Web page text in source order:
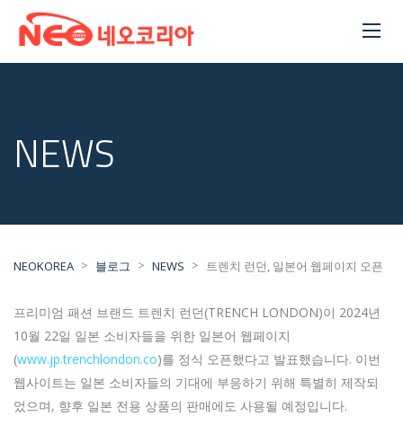
NEWS
NEOKOREA > 블로그 > NEWS > 트렌치 런던, 일본어 웹페이지 오픈
프리미엄 패션 브랜드 트렌치 런던(TRENCH LONDON)이 2024년
10월 22일 일본 소비자들을 위한 일본어 웹페이지
(www.jp.trenchlondon.co)를 정식 오픈했다고 발표했습니다. 이번
웹사이트는 일본 소비자들의 기대에 부응하기 위해 특별히 제작되
었으며, 향후 일본 전용 상품의 판매에도 사용될 예정입니다.